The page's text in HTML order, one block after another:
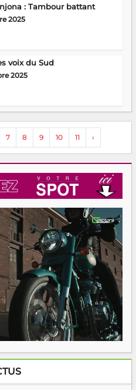
: Tambour battant
2025
voix du Sud
2025
7 8 9 10 11 ›